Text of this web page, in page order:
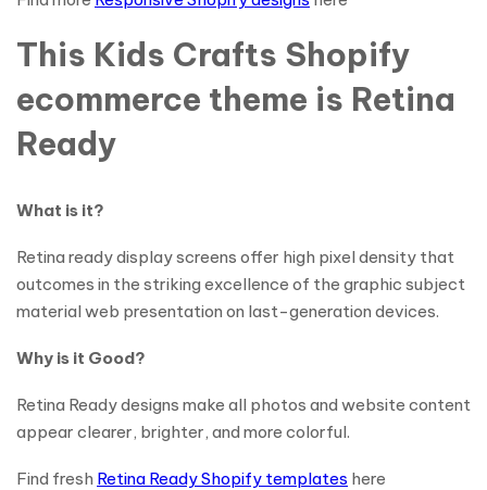
This Kids Crafts Shopify
ecommerce theme is Retina
Ready
What is it?
Retina ready display screens offer high pixel density that
outcomes in the striking excellence of the graphic subject
material web presentation on last-generation devices.
Why is it Good?
Retina Ready designs make all photos and website content
appear clearer, brighter, and more colorful.
Find fresh Retina Ready Shopify templates here